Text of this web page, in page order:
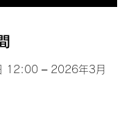
12:00 – 2026年3月